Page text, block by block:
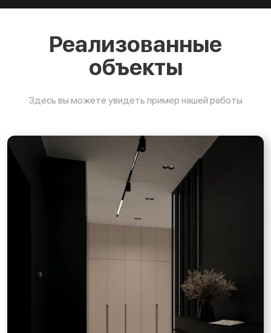
Реализованные
объекты
Здесь вы можете увидеть пример нашей работы